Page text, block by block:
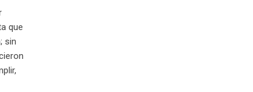
que
sin